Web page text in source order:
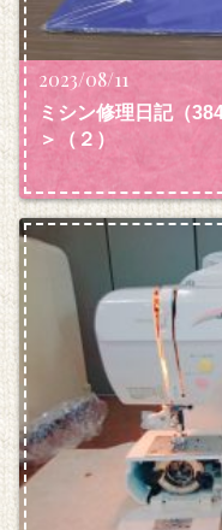
2023/08/11
ミシン修理日記（
＞（２）